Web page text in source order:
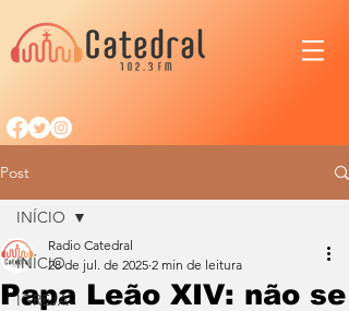
Post
INÍCIO
IGREJA
INÍCIO
Papa Leão XIV: não se
Radio Catedral
28 de jul. de 2025 2 min de leitura